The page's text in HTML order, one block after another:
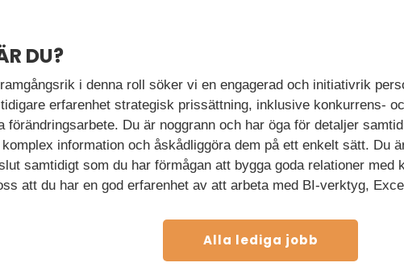
DU?
i denna roll söker vi en engagerad och initiativrik
erfarenhet strategisk prissättning, inklusive konkurrens-
förändringsarbete. Du är noggrann och har öga för detaljer
information och åskådliggöra dem på ett enkelt sätt. Du
samtidigt som du har förmågan att bygga goda relationer med
att du har en god erfarenhet av att arbeta med BI-verktyg,
Alla lediga jobb